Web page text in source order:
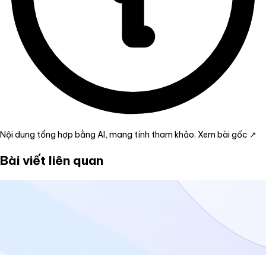
Nội dung tổng hợp bằng AI, mang tính tham khảo. Xem bài gốc ↗
Bài viết liên quan